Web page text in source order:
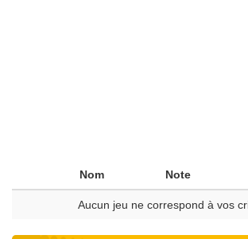
Nom Note
Aucun jeu ne correspond à vos